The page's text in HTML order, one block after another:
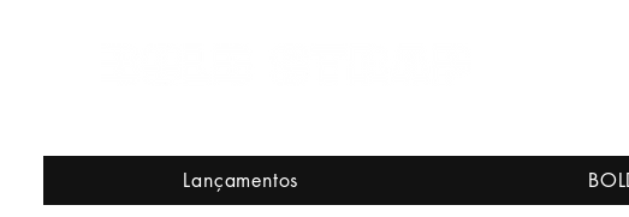
Lançamentos